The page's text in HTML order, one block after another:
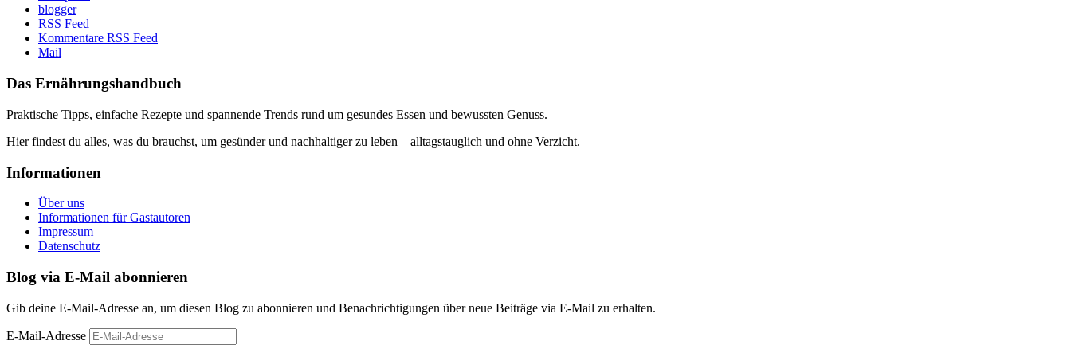
blogger
RSS Feed
Kommentare RSS Feed
Mail
Das Ernährungshandbuch
Praktische Tipps, einfache Rezepte und spannende Trends rund um gesundes Essen und bewussten Genuss.
Hier findest du alles, was du brauchst, um gesünder und nachhaltiger zu leben – alltagstauglich und ohne Verzicht.
Informationen
Über uns
Informationen für Gastautoren
Impressum
Datenschutz
Blog via E-Mail abonnieren
Gib deine E-Mail-Adresse an, um diesen Blog zu abonnieren und Benachrichtigungen über neue Beiträge via E-Mail zu erhalten.
E-Mail-Adresse